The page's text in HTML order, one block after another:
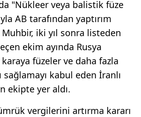
"Nükleer veya balistik füze
AB tarafından yaptırım
Muhbir, iki yıl sonra listeden
ekim ayında Rusya
füzeler ve daha fazla
sağlamayı kabul eden İranlı
ekipte yer aldı.
vergilerini artırma kararı